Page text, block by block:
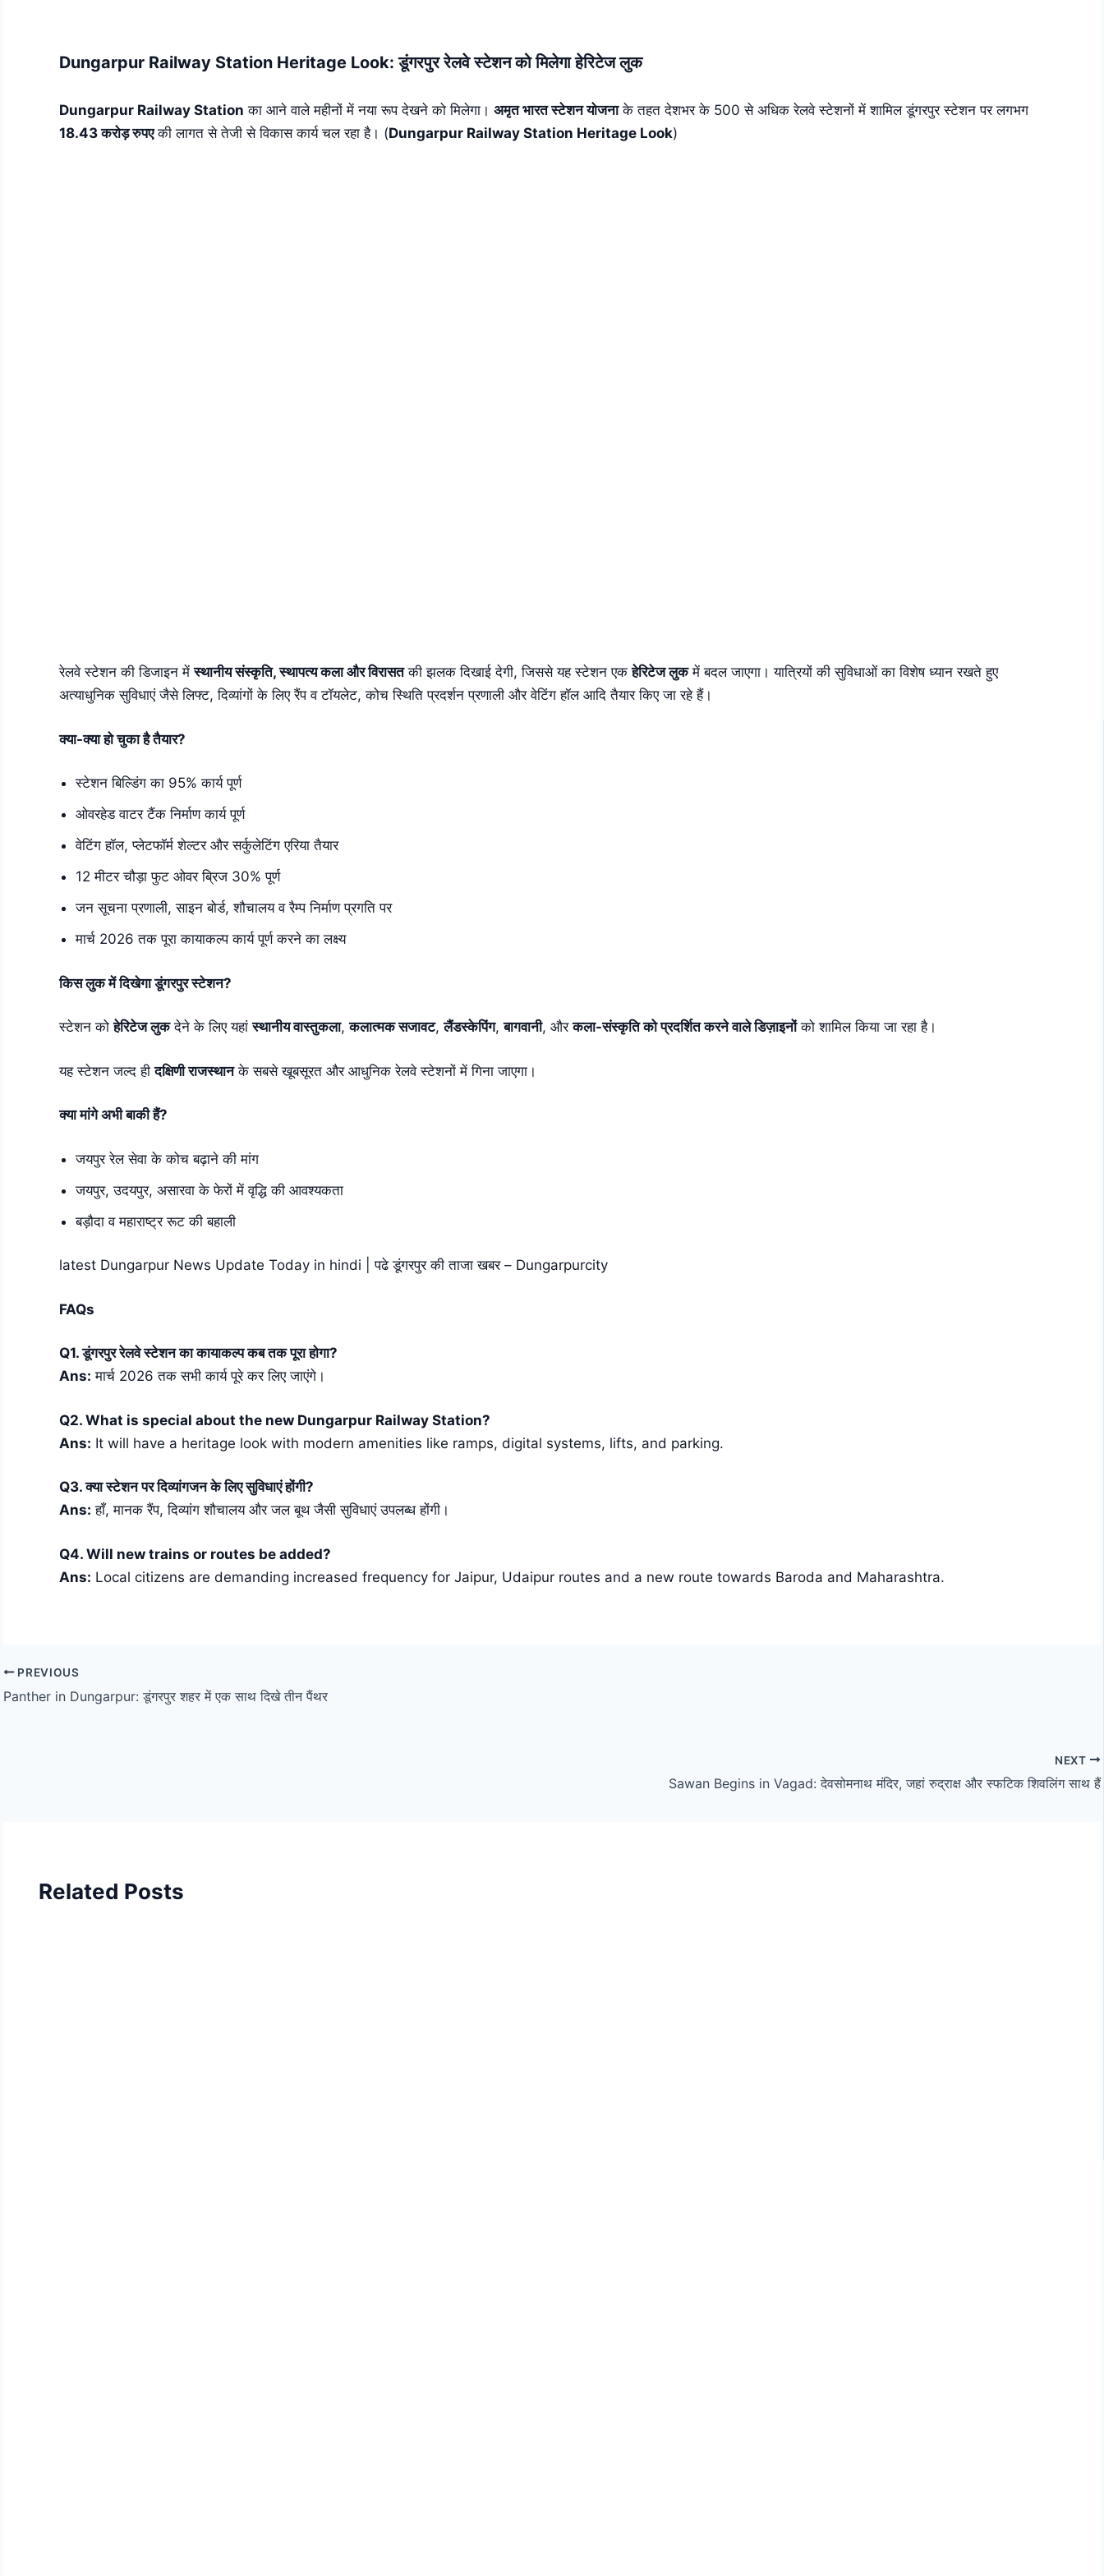
Dungarpur Railway Station Heritage Look: डूंगरपुर रेलवे स्टेशन को मिलेगा हेरिटेज लुक
Dungarpur Railway Station का आने वाले महीनों में नया रूप देखने को मिलेगा। अमृत भारत स्टेशन योजनाके तहत देशभर के 500 से अधिक रेलवे स्टेशनों में शामिल डूंगरपुर स्टेशन पर लगभग
18.43 करोड़ रुपएकी लागत से तेजी से विकास कार्य चल रहा है। (Dungarpur Railway Station Heritage Look)
रेलवे स्टेशन की डिजाइन मेंस्थानीय संस्कृति, स्थापत्य कला और विरासतकी झलक दिखाई देगी, जिससे यह स्टेशन एकहेरिटेज लुकमें बदल जाएगा। यात्रियों की सुविधाओं का विशेष ध्यान रखते हुए
अत्याधुनिक सुविधाएं जैसे लिफ्ट, दिव्यांगों के लिए रैंप व टॉयलेट, कोच स्थिति प्रदर्शन प्रणाली और वेटिंग हॉल आदि तैयार किए जा रहे हैं।
क्या-क्या हो चुका है तैयार?
स्टेशन बिल्डिंग का 95% कार्य पूर्ण
ओवरहेड वाटर टैंक निर्माण कार्य पूर्ण
वेटिंग हॉल, प्लेटफॉर्म शेल्टर और सर्कुलेटिंग एरिया तैयार
12 मीटर चौड़ा फुट ओवर ब्रिज 30% पूर्ण
जन सूचना प्रणाली, साइन बोर्ड, शौचालय व रैम्प निर्माण प्रगति पर
मार्च 2026 तक पूरा कायाकल्प कार्य पूर्ण करने का लक्ष्य
किस लुक में दिखेगा डूंगरपुर स्टेशन?
स्टेशन कोहेरिटेज लुकदेने के लिए यहांस्थानीय वास्तुकला,कलात्मक सजावट,लैंडस्केपिंग,बागवानी, औरकला-संस्कृति को प्रदर्शित करने वाले डिज़ाइनोंको शामिल किया जा रहा है।
यह स्टेशन जल्द हीदक्षिणी राजस्थानके सबसे खूबसूरत और आधुनिक रेलवे स्टेशनों में गिना जाएगा।
क्या मांगे अभी बाकी हैं?
जयपुर रेल सेवा के कोच बढ़ाने की मांग
जयपुर, उदयपुर, असारवा के फेरों में वृद्धि की आवश्यकता
बड़ौदा व महाराष्ट्र रूट की बहाली
latest Dungarpur News Update Today in hindi | पढे डूंगरपुर की ताजा खबर – Dungarpurcity
FAQs
Q1. डूंगरपुर रेलवे स्टेशन का कायाकल्प कब तक पूरा होगा?
Ans: मार्च 2026 तक सभी कार्य पूरे कर लिए जाएंगे।
Q2. What is special about the new Dungarpur Railway Station?
Ans: It will have a heritage look with modern amenities like ramps, digital systems, lifts, and parking.
Q3. क्या स्टेशन पर दिव्यांगजन के लिए सुविधाएं होंगी?
Ans: हाँ, मानक रैंप, दिव्यांग शौचालय और जल बूथ जैसी सुविधाएं उपलब्ध होंगी।
Q4. Will new trains or routes be added?
Ans: Local citizens are demanding increased frequency for Jaipur, Udaipur routes and a new route towards Baroda and Maharashtra.
PREVIOUS
Panther in Dungarpur: डूंगरपुर शहर में एक साथ दिखे तीन पैंथर
NEXT
Sawan Begins in Vagad: देवसोमनाथ मंदिर, जहां रुद्राक्ष और स्फटिक शिवलिंग साथ हैं
Related Posts